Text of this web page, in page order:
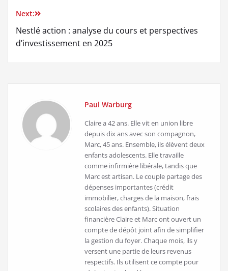
l’article
Next:
Nestlé action : analyse du cours et perspectives
d’investissement en 2025
Paul Warburg
Claire a 42 ans. Elle vit en union libre
depuis dix ans avec son compagnon,
Marc, 45 ans. Ensemble, ils élèvent deux
enfants adolescents. Elle travaille
comme infirmière libérale, tandis que
Marc est artisan. Le couple partage des
dépenses importantes (crédit
immobilier, charges de la maison, frais
scolaires des enfants). Situation
financière Claire et Marc ont ouvert un
compte de dépôt joint afin de simplifier
la gestion du foyer. Chaque mois, ils y
versent une partie de leurs revenus
respectifs. Ils utilisent ce compte pour